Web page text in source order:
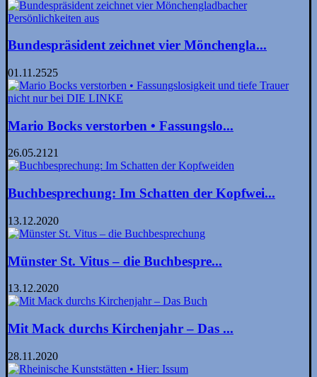
Bundespräsident zeichnet vier Mönchengla...
01.11.2525
Mario Bocks verstorben • Fassungs­lo...
26.05.2121
Buchbesprechung: Im Schatten der Kopfwei...
13.12.2020
Münster St. Vitus – die Buchbespre...
13.12.2020
Mit Mack durchs Kirchenjahr – Das ...
28.11.2020